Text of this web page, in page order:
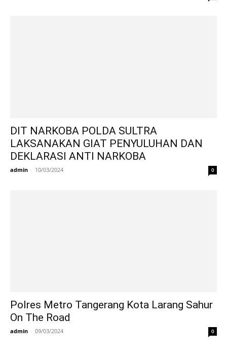
DIT NARKOBA POLDA SULTRA
LAKSANAKAN GIAT PENYULUHAN DAN
DEKLARASI ANTI NARKOBA
admin - 10/03/2024 0
Polres Metro Tangerang Kota Larang Sahur
On The Road
admin - 09/03/2024 0